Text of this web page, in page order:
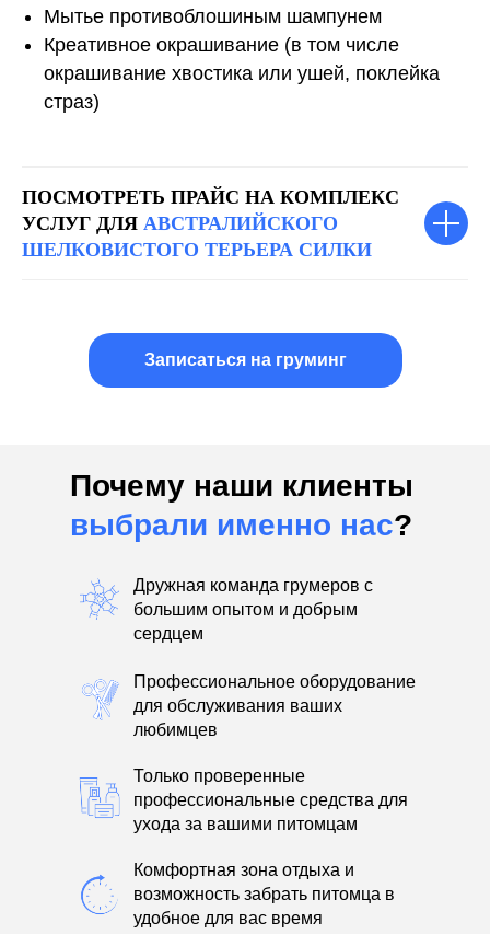
Мытье противоблошиным шампунем
Креативное окрашивание (в том числе
окрашивание хвостика или ушей, поклейка
страз)
ПОСМОТРЕТЬ ПРАЙС НА КОМПЛЕКС
УСЛУГ ДЛЯ АВСТРАЛИЙСКОГО
ШЕЛКОВИСТОГО ТЕРЬЕРА СИЛКИ
Записаться на груминг
Почему наши клиенты
выбрали именно нас?
Дружная команда грумеров с
большим опытом и добрым
сердцем
Профессиональное оборудование
для обслуживания ваших
любимцев
Только проверенные
профессиональные средства для
ухода за вашими питомцам
Комфортная зона отдыха и
возможность забрать питомца в
удобное для вас время